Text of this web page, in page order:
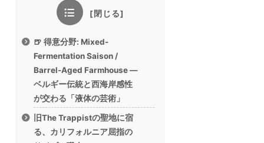
🍺 得意分野: Mixed-
Fermentation Saison /
Barrel-Aged Farmhouse —
ベルギー伝統と西海岸感性
が交わる「液体の芸術」
旧The Trappistの聖地に宿
る、カリフォルニア屈指の